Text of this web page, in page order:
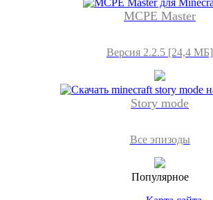
MCPE Master
Версия 2.2.5 [24,4 МБ]
Story mode
Все эпизоды
Популярное